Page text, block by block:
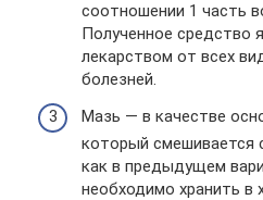
соотношении 1 часть
Полученное средство
лекарством от всех
болезней.
Мазь — в качестве
который смешивается
как в предыдущем
необходимо хранить в